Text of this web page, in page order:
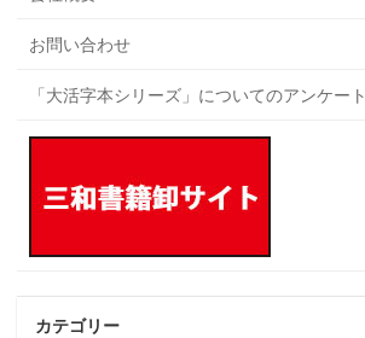
お問い合わせ
「大活字本シリーズ」についてのアンケート
カテゴリー